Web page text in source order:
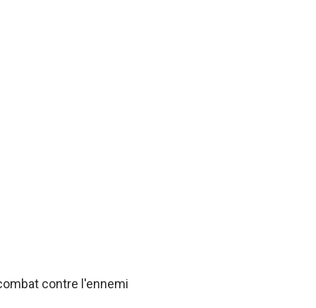
contre l'ennemi